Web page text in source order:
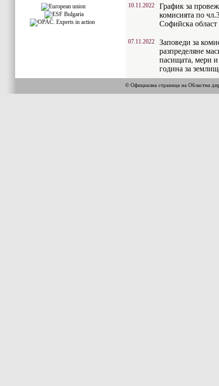
10.11.2022
График за
комисията по
Софийска област
07.11.2022
Заповеди за
разпределяне
пасищата, мери и
година за
© Официална страница на